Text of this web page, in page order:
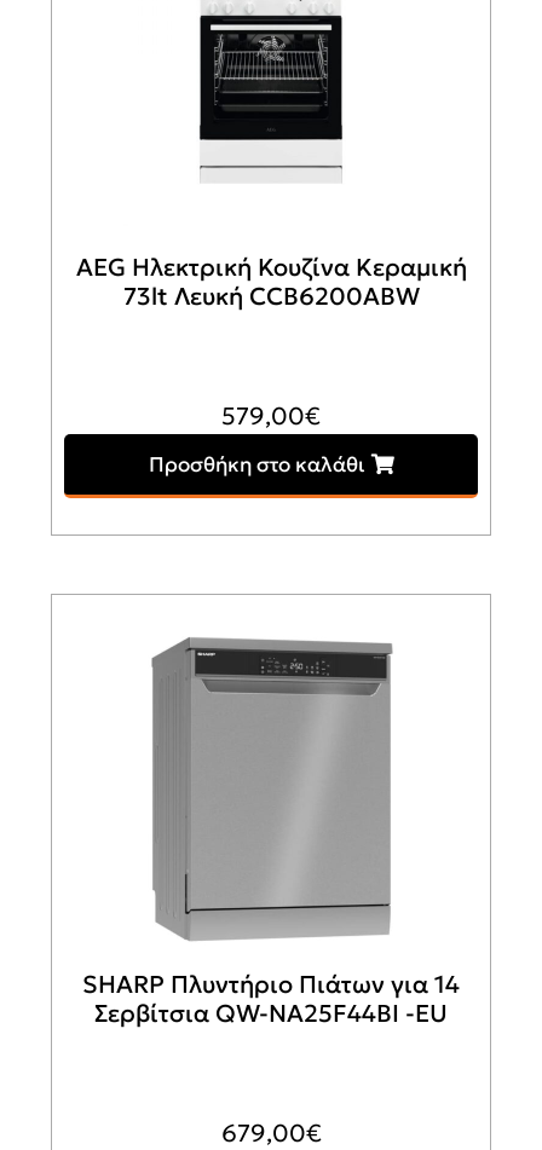
AEG Ηλεκτρική Κουζίνα Κεραμική
73lt Λευκή CCB6200ABW
579,00€
Προσθήκη στο καλάθι
SHARP Πλυντήριο Πιάτων για 14
Σερβίτσια QW-NA25F44BI -EU
679,00€